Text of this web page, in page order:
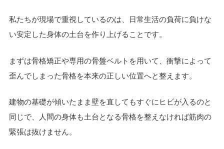
私たちが現場で重視しているのは、日常生活の負荷に負けな
い安定した身体の土台を作り上げることです。
まずは骨格矯正や専用の骨盤ベルトを用いて、衝撃によって
歪んでしまった骨格を本来の正しい位置へと整えます。
建物の基礎が傾いたまま壁を直してもすぐにヒビが入るのと
同じで、人間の身体も土台となる骨格を整えなければ筋肉の
緊張は抜けません。